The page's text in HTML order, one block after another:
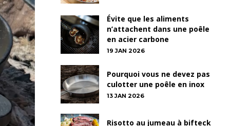
Évite que les aliments
n’attachent dans une poêle
en acier carbone
19 JAN 2026
Pourquoi vous ne devez pas
culotter une poêle en inox
13 JAN 2026
Risotto au jumeau à bifteck